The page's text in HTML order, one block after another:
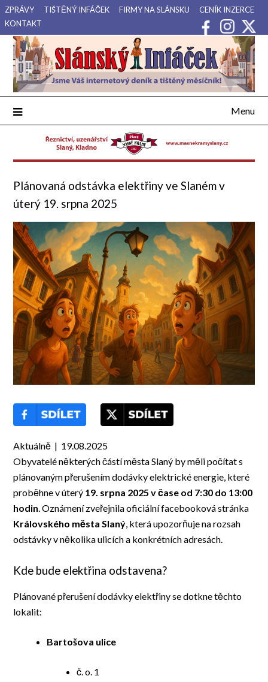
Přejdi
na
obsah
ZPRÁVY TIŠTĚNÝ INFÁČEK FIRMY NA SLÁNSKU
CENÍK INZERCE
KONTAKT
Slánský Infáček
Váš internetový deník a tištěný měsíčník pro Slánsko, Kladensko
a Lounsko.
Menu
Plánovaná odstávka elektřiny ve Slaném v
úterý 19. srpna 2025
Aktuálně | 19.08.2025
Obyvatelé některých částí města Slaný by měli počítat s
plánovaným přerušením dodávky elektrické energie, které
proběhne v úterý 19. srpna 2025 v čase od 7:30 do 13:00
hodin. Oznámení zveřejnila oficiální facebooková stránka
Královského města Slaný, která upozorňuje na rozsah
odstávky v několika ulicích a konkrétních adresách.
Kde bude elektřina odstavena?
Plánované přerušení dodávky elektřiny se dotkne těchto
lokalit:
Bartošova ulice
č. o. 1